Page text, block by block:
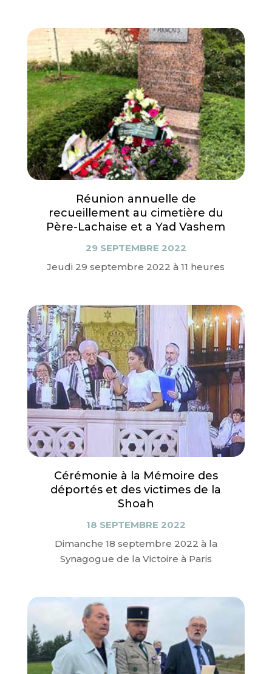
Réunion annuelle de
recueillement au cimetière du
Père-Lachaise et a Yad Vashem
29 SEPTEMBRE 2022
Jeudi 29 septembre 2022 à 11 heures
Cérémonie à la Mémoire des
déportés et des victimes de la
Shoah
18 SEPTEMBRE 2022
Dimanche 18 septembre 2022 à la
Synagogue de la Victoire à Paris